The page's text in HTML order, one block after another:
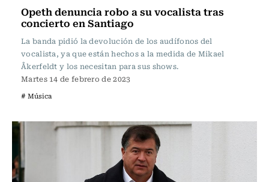
Opeth denuncia robo a su vocalista tras
concierto en Santiago
La banda pidió la devolución de los audífonos del
vocalista, ya que están hechos a la medida de Mikael
Åkerfeldt y los necesitan para sus shows.
Martes 14 de febrero de 2023
# Música